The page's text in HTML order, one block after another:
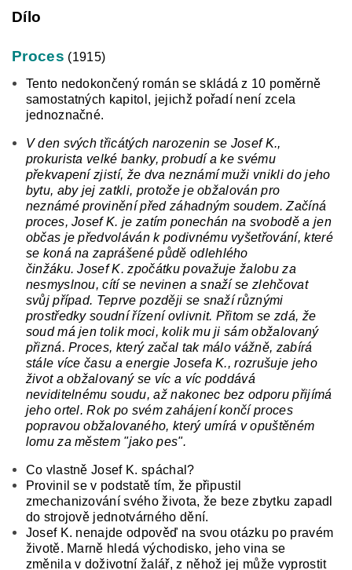
Dílo
Proces (1915)
Tento nedokončený román se skládá z 10 poměrně
samostatných kapitol, jejichž pořadí není zcela
jednoznačné.
V den svých třicátých narozenin se Josef K.,
prokurista velké banky, probudí a ke svému
překvapení zjistí, že dva neznámí muži vnikli do jeho
bytu, aby jej zatkli, protože je obžalován pro
neznámé provinění před záhadným soudem.Začíná
proces, Josef K. je zatím ponechán na svobodě a jen
občas je předvoláván k podivnému vyšetřování, které
se koná na zaprášené půdě odlehlého
činžáku.Josef K. zpočátku považuje žalobu za
nesmyslnou, cítí se nevinen a snaží se zlehčovat
svůj případ. Teprve později se snaží různými
prostředky soudní řízení ovlivnit. Přitom se zdá, že
soud má jen tolik moci, kolik mu ji sám obžalovaný
přizná.Proces, který začal tak málo vážně, zabírá
stále více času a energie Josefa K., rozrušuje jeho
život a obžalovaný se víc a víc poddává
neviditelnému soudu, až nakonec bez odporu přijímá
jeho ortel.Rok po svém zahájení končí proces
popravou obžalovaného, který umírá v opuštěném
lomu za městem "jako pes".
Co vlastně Josef K. spáchal?
Provinil se v podstatě tím, že připustil
zmechanizování svého života, že beze zbytku zapadl
do strojově jednotvárného dění.
Josef K. nenajde odpověď na svou otázku po pravém
životě. Marně hledá východisko, jeho vina se
změnila v doživotní žalář, z něhož jej může vyprostit